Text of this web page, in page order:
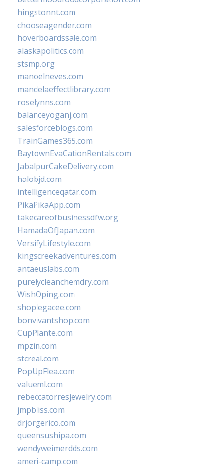
hingstonnt.com
chooseagender.com
hoverboardssale.com
alaskapolitics.com
stsmp.org
manoelneves.com
mandelaeffectlibrary.com
roselynns.com
balanceyoganj.com
salesforceblogs.com
TrainGames365.com
BaytownEvaCationRentals.com
JabalpurCakeDelivery.com
halobjd.com
intelligenceqatar.com
PikaPikaApp.com
takecareofbusinessdfw.org
HamadaOfJapan.com
VersifyLifestyle.com
kingscreekadventures.com
antaeuslabs.com
purelycleanchemdry.com
WishOping.com
shoplegacee.com
bonvivantshop.com
CupPlante.com
mpzin.com
stcreal.com
PopUpFlea.com
valueml.com
rebeccatorresjewelry.com
jmpbliss.com
drjorgerico.com
queensushipa.com
wendyweimerdds.com
ameri-camp.com